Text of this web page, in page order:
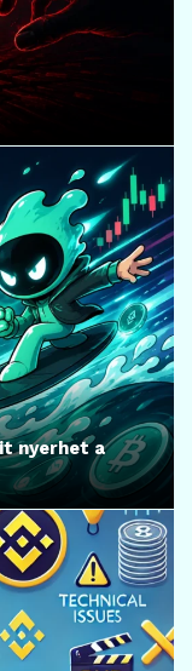
nyerhet a